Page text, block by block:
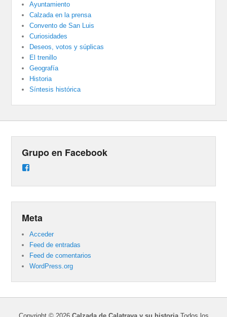
Ayuntamiento
Calzada en la prensa
Convento de San Luis
Curiosidades
Deseos, votos y súplicas
El trenillo
Geografía
Historia
Síntesis histórica
Grupo en Facebook
Meta
Acceder
Feed de entradas
Feed de comentarios
WordPress.org